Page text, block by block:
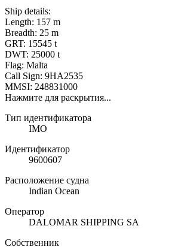
Ship details:
Length: 157 m
Breadth: 25 m
GRT: 15545 t
DWT: 25000 t
Flag: Malta
Call Sign: 9HA2535
MMSI: 248831000
Нажмите для раскрытия...
Тип идентификатора
IMO
Идентификатор
9600607
Расположение судна
Indian Ocean
Оператор
DALOMAR SHIPPING SA
Собственник